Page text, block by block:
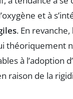
et à
. En
théoriquement
à l’adoption
raison de la